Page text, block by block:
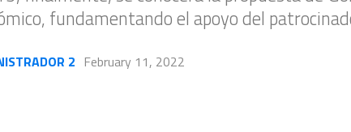
fundamentando el apoyo del
2 February 11, 2022